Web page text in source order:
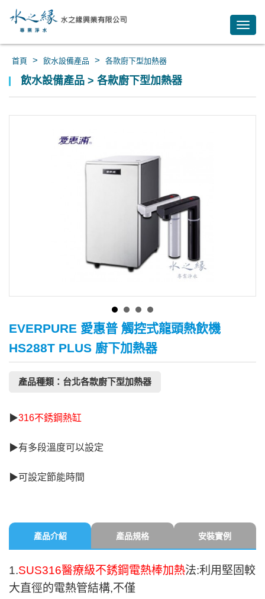
首頁 > 飲水設備產品 > 各款廚下型加熱器
飲水設備產品 > 各款廚下型加熱器
EVERPURE 愛惠普 觸控式龍頭熱飲機
HS288T PLUS 廚下加熱器
產品種類：台北各款廚下型加熱器
▶316不銹鋼熱缸
▶有多段溫度可以設定
▶可設定節能時間
產品介紹 產品規格 安裝實例
1.SUS316醫療級不銹鋼電熱棒加熱法:利用堅固較
大直徑的電熱管結構,不僅